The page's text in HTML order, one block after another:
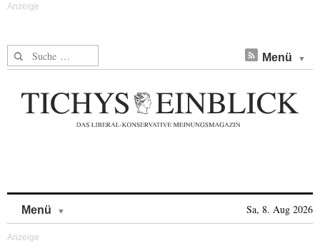
Suche nach: Menü
Menü Sa, 8. Aug 2026